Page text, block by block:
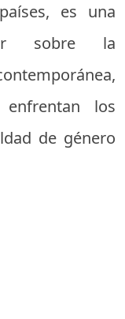
es una
sobre la
los
de género